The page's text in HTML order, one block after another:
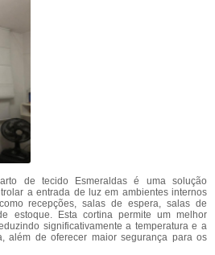
de tecido Esmeraldas é uma solução
a entrada de luz em ambientes internos
recepções, salas de espera, salas de
estoque. Esta cortina permite um melhor
significativamente a temperatura e a
além de oferecer maior segurança para os